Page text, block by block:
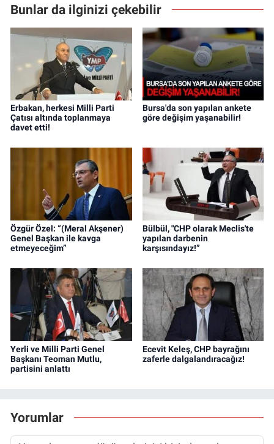
Bunlar da ilginizi çekebilir
Erbakan, herkesi Milli Parti
Çatısı altında toplanmaya
davet etti!
Bursa'da son yapılan ankete
göre değişim yaşanabilir!
Özgür Özel: “(Meral Akşener)
Genel Başkan ile kavga
etmeyeceğim”
Bülbül, "CHP olarak Meclis'te
yapılan darbenin
karşısındayız!”
Yerli ve Milli Parti Genel
Başkanı Teoman Mutlu,
partisini anlattı
Ecevit Keleş, CHP bayrağını
zaferle dalgalandıracağız!
Yorumlar